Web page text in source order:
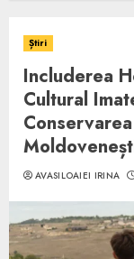
Știri
Includerea
Cultural
AVASILOAIEI IRINA